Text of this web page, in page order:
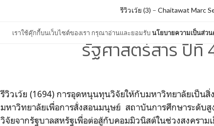
เราใช้คุ๊กกี้บนเว็บไซต์ของเรา กรุณาอ่านและยอมรับนโยบายความเป็นส่วน
รีวิวเว้ย (3) – Chaitawat Marc
รัฐศาสตร์สาร ปีที่
รีวิวเว้ย (1694) การอุดหนุนทุนวิจัยให้กับมหาวิทยาลัยเป็นสิ่
มหาวิทยาลัยเพื่อการสั่งสอนมนุษย์ สถาบันการศึกษาระดับ
วิจัยจากรัฐบาลสหรัฐเพื่อต่อสู้กับคอมมิวนิสต์ในช่วงสงครา